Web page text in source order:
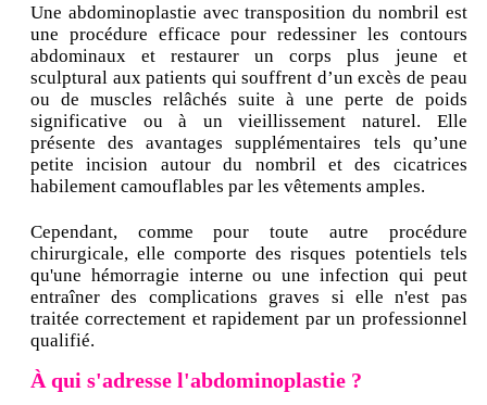
Une abdominoplastie avec transposition du nombril est
une procédure efficace pour redessiner les contours
abdominaux et restaurer un corps plus jeune et
sculptural aux patients qui souffrent d’un excès de peau
ou de muscles relâchés suite à une perte de poids
significative ou à un vieillissement naturel. Elle
présente des avantages supplémentaires tels qu’une
petite incision autour du nombril et des cicatrices
habilement camouflables par les vêtements amples.
Cependant, comme pour toute autre procédure
chirurgicale, elle comporte des risques potentiels tels
qu'une hémorragie interne ou une infection qui peut
entraîner des complications graves si elle n'est pas
traitée correctement et rapidement par un professionnel
qualifié.
À qui s'adresse l'abdominoplastie ?